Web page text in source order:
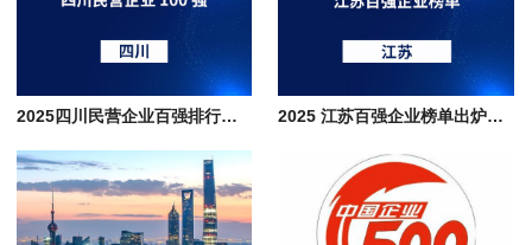
2025四川民营企业百强排行榜单分析，传统根基与新兴动能的巴蜀经济图谱 2025 江苏百强企业榜单出炉，制造业占比超七成，排行榜深度解析